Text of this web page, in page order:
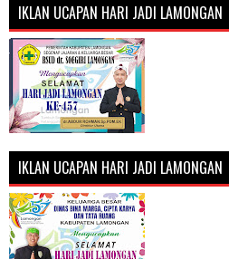
IKLAN UCAPAN HARI JADI LAMONGAN
IKLAN UCAPAN HARI JADI LAMONGAN